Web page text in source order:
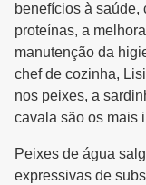
benefícios à saúde,
proteínas, a
manutenção da
chef de cozinha,
nos peixes, a
cavala são os mais
Peixes de água
expressivas de